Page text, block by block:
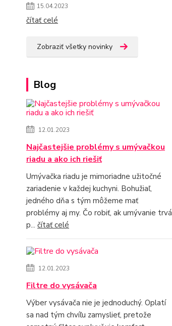
15.04.2023
čítať celé
Zobraziť všetky novinky
Blog
12.01.2023
Najčastejšie problémy s umývačkou
riadu a ako ich riešiť
Umývačka riadu je mimoriadne užitočné
zariadenie v každej kuchyni. Bohužiaľ,
jedného dňa s tým môžeme mať
problémy aj my. Čo robiť, ak umývanie trvá
p... čítať celé
12.01.2023
Filtre do vysávača
Výber vysávača nie je jednoduchý. Oplatí
sa nad tým chvíľu zamyslieť, pretože